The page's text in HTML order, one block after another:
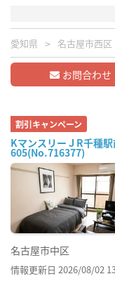
愛知県 名古屋市西区
お問合わせ
割引キャンペーン
KマンスリーＪR千種
605(No.716377)
名古屋市中区
情報更新日 2026/08/02